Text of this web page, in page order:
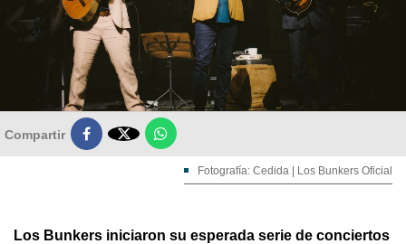
Compartir 
Fotografía: Cedida | Los Bunkers Oficial
Los Bunkers iniciaron su esperada serie de conciertos